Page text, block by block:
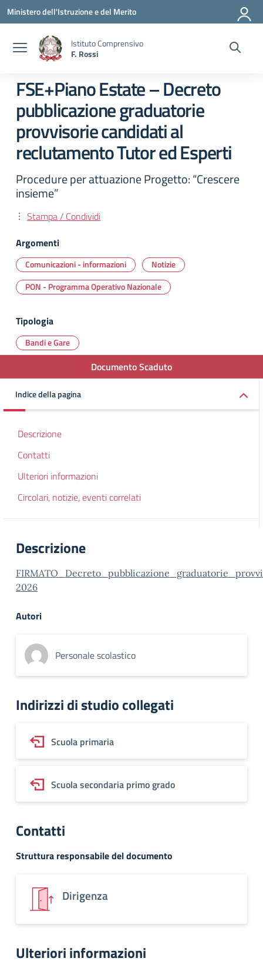
Vai ai contenuti
Vai al menu di navigazione
Vai al footer
Ministero dell'Istruzione e del Merito
Istituto Comprensivo
F. Rossi
FSE+Piano Estate – Decreto
pubblicazione graduatorie
provvisorie candidati al
reclutamento Tutor ed Esperti
Procedure per attuazione Progetto: “Crescere
insieme”
Stampa / Condividi
Argomenti
Comunicazioni - informazioni
Notizie
PON - Programma Operativo Nazionale
Tipologia
Bandi e Gare
Documento Scaduto
Indice della pagina
Descrizione
Contatti
Ulteriori informazioni
Circolari, notizie, eventi correlati
Descrizione
2026
Autori
Personale scolastico
Indirizzi di studio collegati
Scuola primaria
Scuola secondaria primo grado
Contatti
Struttura responsabile del documento
Dirigenza
Ulteriori informazioni